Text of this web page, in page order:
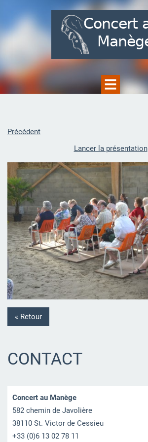
Précédent
Lancer la présentation
« Retour
CONTACT
Concert au Manège
582 chemin de Javolière
38110 St. Victor de Cessieu
+33 (0)6 13 02 78 11